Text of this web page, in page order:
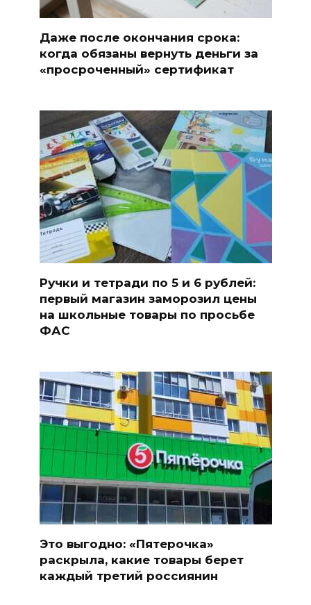
Даже после окончания срока:
когда обязаны вернуть деньги за
«просроченный» сертификат
Ручки и тетради по 5 и 6 рублей:
первый магазин заморозил цены
на школьные товары по просьбе
ФАС
Это выгодно: «Пятерочка»
раскрыла, какие товары берет
каждый третий россиянин